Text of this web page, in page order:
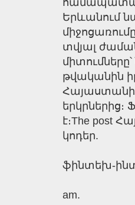
Երևանում
տվյալ
թվականին
երկրներից։
է։The post
կոդեր.
ֆինտեխ-
am.